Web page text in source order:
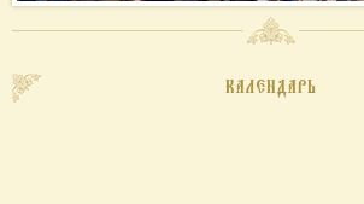
КАЛЕНДАРЬ